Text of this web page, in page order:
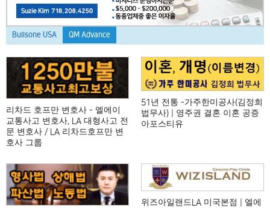
Bullsone USA QM Advance
리차드 호프만 변호사 - 엘에이
교통사고 변호사, LA 대형사고 전
문 변호사 / LA 리차드호프만 변
호사 그룹
51년 전통 -가주한미공사(김정희
법무사) | 영주권 결혼 이혼 공증
아포스티유
위즈아일랜드LA 미국본점 | 엘에